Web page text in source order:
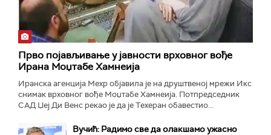
Прво појављивање у јавности врховног вође
Ирана Моџтабe Хамнеија
Иранска агенција Мехр објавила је на друштвеној мрежи Икс
снимак врховног вође Моџтабе Хамнеија. Потпредседник
САД Џеј Ди Венс рекао је да је Техеран обавестио...
Вучић: Радимо све да олакшамо ужасно